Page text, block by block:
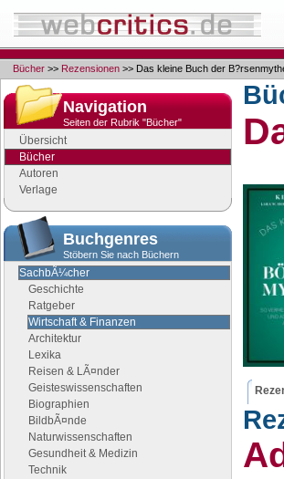
Bücher >> Rezensionen >> Das kleine Buch der
Navigation
Seiten der Rubrik "Bücher"
Übersicht
Bücher
Autoren
Verlage
Buchgenres
Stöbern Sie nach Büchern
SachbÃ¼cher
Geschichte
Ratgeber
Wirtschaft & Finanzen
Architektur
Lexika
Reisen & LÃ¤nder
Geisteswissenschaften
Biographien
BildbÃ¤nde
Naturwissenschaften
Gesundheit & Medizin
Technik